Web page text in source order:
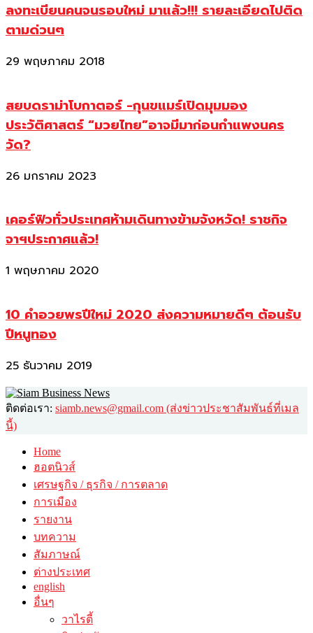
ลงทะเบียนคนจนรอบใหม่ มาแล้ว!!! รายละเอียดไปติด
ตามด่วนๆ
29 พฤษภาคม 2018
สยบดราม่าโบกาตอร์ -กุนขแมร์เปิดมุมมอง
ประวัติศาสตร์ “มวยไทย”อาจมีมาก่อนกำแพงนคร
วัด?
26 มกราคม 2023
เคอร์ฟิวทั่วประเทศห้ามเดินทางข้ามจังหวัด! ราชกิจ
จาฯประกาศแล้ว!
1 พฤษภาคม 2020
10 คำอวยพรปีใหม่ 2020 ส่งความหมายดีๆ ต้อนรับ
ปีหนูทอง
25 ธันวาคม 2019
ติดต่อเรา: siamb.news@gmail.com (ส่งข่าวประชาสัมพันธ์ที่เมล
นี้)
Home
ฮอตนิวส์
เศรษฐกิจ / ธุรกิจ / การตลาด
การเมือง
รายงาน
บทความ
สัมภาษณ์
ต่างประเทศ
english
อื่นๆ
วาไรตี้